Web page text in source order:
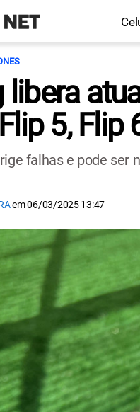
libera
5, Flip
falhas e pode ser
em06/03/2025 13:47